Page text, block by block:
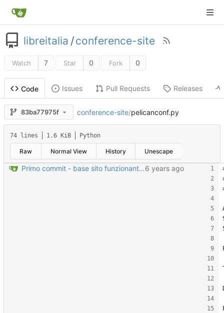
libreitalia /conference-site
Watch 7 Star 0 Fork 0
Code Issues Pull Requests Releases
83ba77975f conference-site/pelicanconf.py
74 lines 1.6 KiB Python
Raw Normal View History Unescape
Primo commit - base sito funzionante?